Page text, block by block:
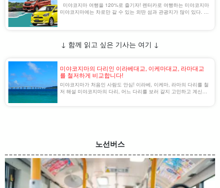
미야코지마 여행을 120%로 즐기자! 렌터카로 여행하는 미야코지마
미야코지마에는 차로만 갈 수 있는 외딴 섬과 관광지가 많이 있다. 에
↓ 함께 읽고 싶은 기사는 여기 ↓
미야코지마의 다리인 이라베대교, 이케마대교, 라마대교
를 철저하게 비교합니다!
미야코지마가 처음인 사람도 안심! 이라베, 이케마, 라마의 다리를 철
저 해설 미야코지마의 다리, 어느 다리를 보러 갈지 고민하고 계신가
노선버스